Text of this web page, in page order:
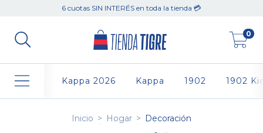
6 cuotas SIN INTERÉS en toda la tienda 💳
0
Kappa 2026 Kappa 1902 1902
Inicio > Hogar > Decoración